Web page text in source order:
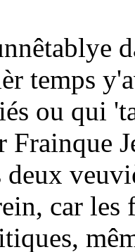
temps
ou qui
Frainque
deux
car les